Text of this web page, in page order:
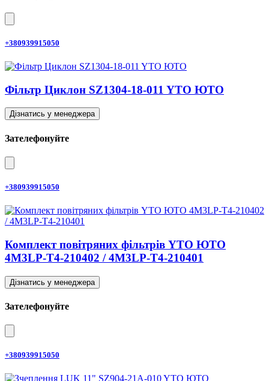
+380939915050
Фільтр Циклон SZ1304-18-011 YTO ЮТО
Дізнатись у менеджера
Зателефонуйте
+380939915050
Комплект повітряних фільтрів YTO ЮТО
4M3LP-T4-210402 / 4M3LP-T4-210401
Дізнатись у менеджера
Зателефонуйте
+380939915050